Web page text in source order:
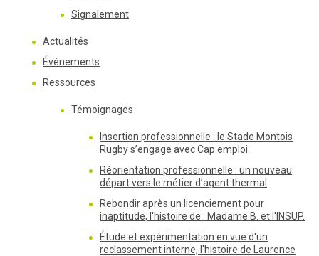
Signalement
Actualités
Événements
Ressources
Témoignages
Insertion professionnelle : le Stade Montois
Rugby s’engage avec Cap emploi
Réorientation professionnelle : un nouveau
départ vers le métier d’agent thermal
Rebondir après un licenciement pour
inaptitude, l'histoire de : Madame B. et l'INSUP.
Étude et expérimentation en vue d'un
reclassement interne, l'histoire de Laurence